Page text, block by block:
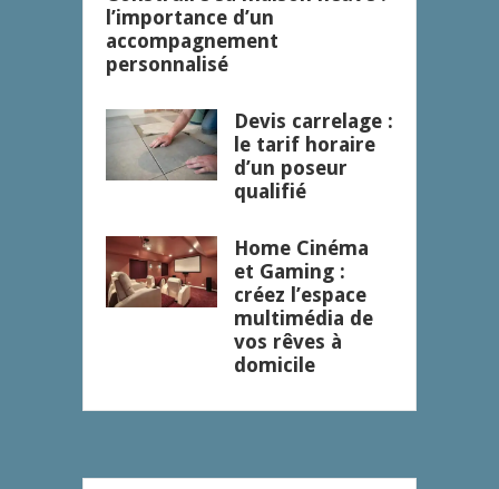
l’importance d’un
accompagnement
personnalisé
Devis carrelage :
le tarif horaire
d’un poseur
qualifié
Home Cinéma
et Gaming :
créez l’espace
multimédia de
vos rêves à
domicile